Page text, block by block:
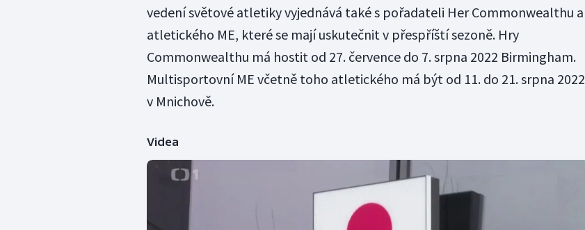
vedení světové atletiky vyjednává také s pořadateli Her Commonwealthu a
atletického ME, které se mají uskutečnit v přespříští sezoně. Hry
Commonwealthu má hostit od 27. července do 7. srpna 2022 Birmingham.
Multisportovní ME včetně toho atletického má být od 11. do 21. srpna 2022
v Mnichově.
Videa